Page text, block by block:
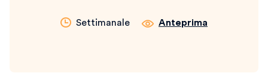
Settimanale Anteprima